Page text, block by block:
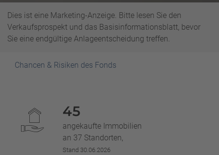
Dies ist eine Marketing-Anzeige. Bitte lesen Sie den
Verkaufsprospekt und das Basisinformationsblatt, bevor
Sie eine endgültige Anlageentscheidung treffen.
Chancen & Risiken des Fonds
45
angekaufte Immobilien
an 37 Standorten,
Stand 30.06.2026